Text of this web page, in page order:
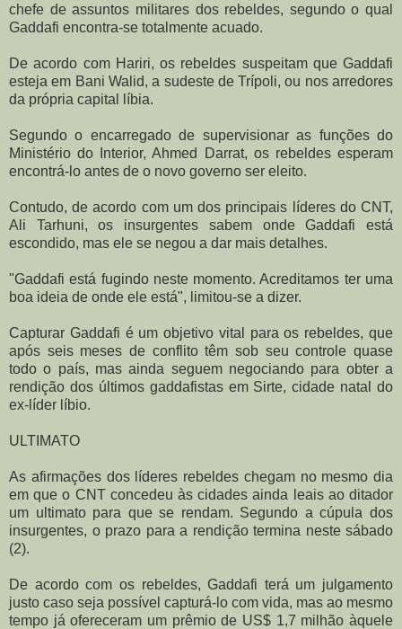
chefe de assuntos militares dos rebeldes, segundo o qual
Gaddafi encontra-se totalmente acuado.
De acordo com Hariri, os rebeldes suspeitam que Gaddafi
esteja em Bani Walid, a sudeste de Trípoli, ou nos arredores
da própria capital líbia.
Segundo o encarregado de supervisionar as funções do
Ministério do Interior, Ahmed Darrat, os rebeldes esperam
encontrá-lo antes de o novo governo ser eleito.
Contudo, de acordo com um dos principais líderes do CNT,
Ali Tarhuni, os insurgentes sabem onde Gaddafi está
escondido, mas ele se negou a dar mais detalhes.
"Gaddafi está fugindo neste momento. Acreditamos ter uma
boa ideia de onde ele está", limitou-se a dizer.
Capturar Gaddafi é um objetivo vital para os rebeldes, que
após seis meses de conflito têm sob seu controle quase
todo o país, mas ainda seguem negociando para obter a
rendição dos últimos gaddafistas em Sirte, cidade natal do
ex-líder líbio.
ULTIMATO
As afirmações dos líderes rebeldes chegam no mesmo dia
em que o CNT concedeu às cidades ainda leais ao ditador
um ultimato para que se rendam. Segundo a cúpula dos
insurgentes, o prazo para a rendição termina neste sábado
(2).
De acordo com os rebeldes, Gaddafi terá um julgamento
justo caso seja possível capturá-lo com vida, mas ao mesmo
tempo já ofereceram um prêmio de US$ 1,7 milhão àquele